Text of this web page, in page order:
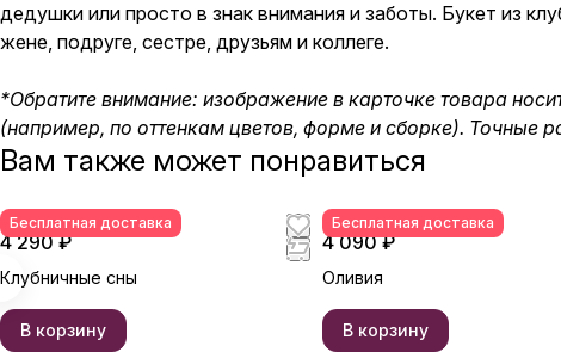
дедушки или просто в знак внимания и заботы. Букет из
жене, подруге, сестре, друзьям и коллеге.
*Обратите внимание: изображение в карточке товара
(например, по оттенкам цветов, форме и сборке). Точные
Вам также может понравиться
Бесплатная доставка
4 290 ₽
Клубничные сны
В корзину
Бесплатная доставка
4 090 ₽
Оливия
В корзину